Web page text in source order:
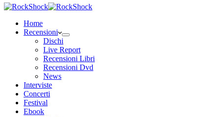
Home
Recensioni
Dischi
Live Report
Recensioni Libri
Recensioni Dvd
News
Interviste
Concerti
Festival
Ebook